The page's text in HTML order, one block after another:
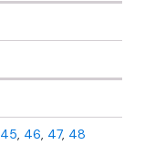
45, 46, 47, 48